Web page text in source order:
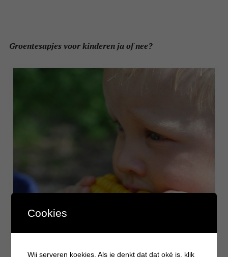
Groentesapjes voor kinderen ja of nee?
Cookies
Wij serveren koekjes. Als je denkt dat dat oké is, klik